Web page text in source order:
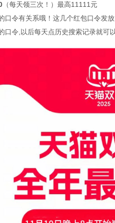
（每天领三次！）最高11111元
令有关系哦！这几个红包口令发放
令,以后每天点历史搜索记录就可